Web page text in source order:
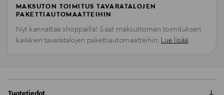
MAKSUTON TOIMITUS TAVARATALOJEN
PAKETTIAUTOMAATTEIHIN
Nyt kannattaa shoppailla! Saat maksuttoman toimituksen
kaikkien tavaratalojen pakettiautomaatteihin. Lue lisää